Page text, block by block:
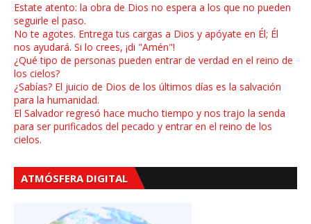
Estate atento: la obra de Dios no espera a los que no pueden
seguirle el paso.
No te agotes. Entrega tus cargas a Dios y apóyate en Él; Él
nos ayudará. Si lo crees, ¡di "Amén"!
¿Qué tipo de personas pueden entrar de verdad en el reino de
los cielos?
¿Sabías? El juicio de Dios de los últimos días es la salvación
para la humanidad.
El Salvador regresó hace mucho tiempo y nos trajo la senda
para ser purificados del pecado y entrar en el reino de los
cielos.
ATMÓSFERA DIGITAL